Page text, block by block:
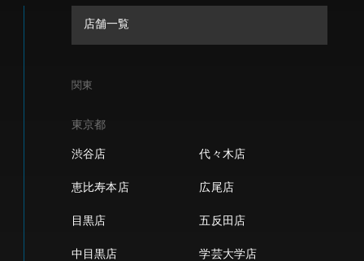
店舗一覧
関東
東京都
渋谷店 代々木店
恵比寿本店 広尾店
目黒店 五反田店
中目黒店 学芸大学店